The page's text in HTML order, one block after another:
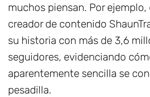
muchos piensan. Por ejemplo,
creador de contenido
su historia con más de 3,6
seguidores, evidenciando
aparentemente sencilla se
pesadilla.